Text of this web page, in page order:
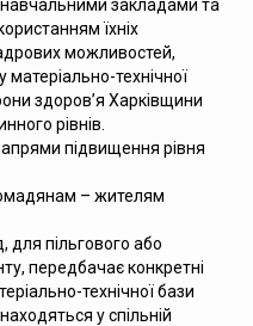
закладами та
їхніх
можливостей,
технічної
здоров’я Харківщини
рівнів.
підвищення рівня
– жителям
для пільгового або
передбачає конкретні
технічної бази
у спільній